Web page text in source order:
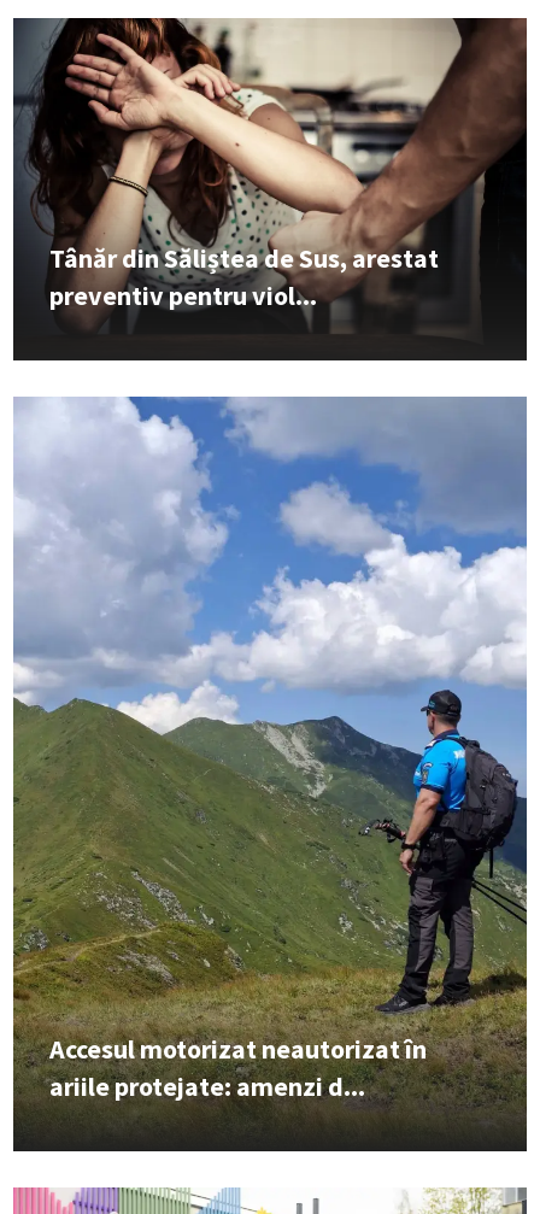
Tânăr din Săliștea de Sus, arestat
preventiv pentru viol...
Accesul motorizat neautorizat în
ariile protejate: amenzi d...